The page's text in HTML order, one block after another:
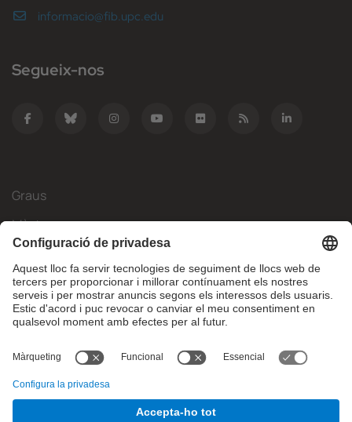
informacio@fib.upc.edu
Segueix-nos
Graus
Màsters
Mobilitat Internacional
Recerca
Empresa
Què necessites?